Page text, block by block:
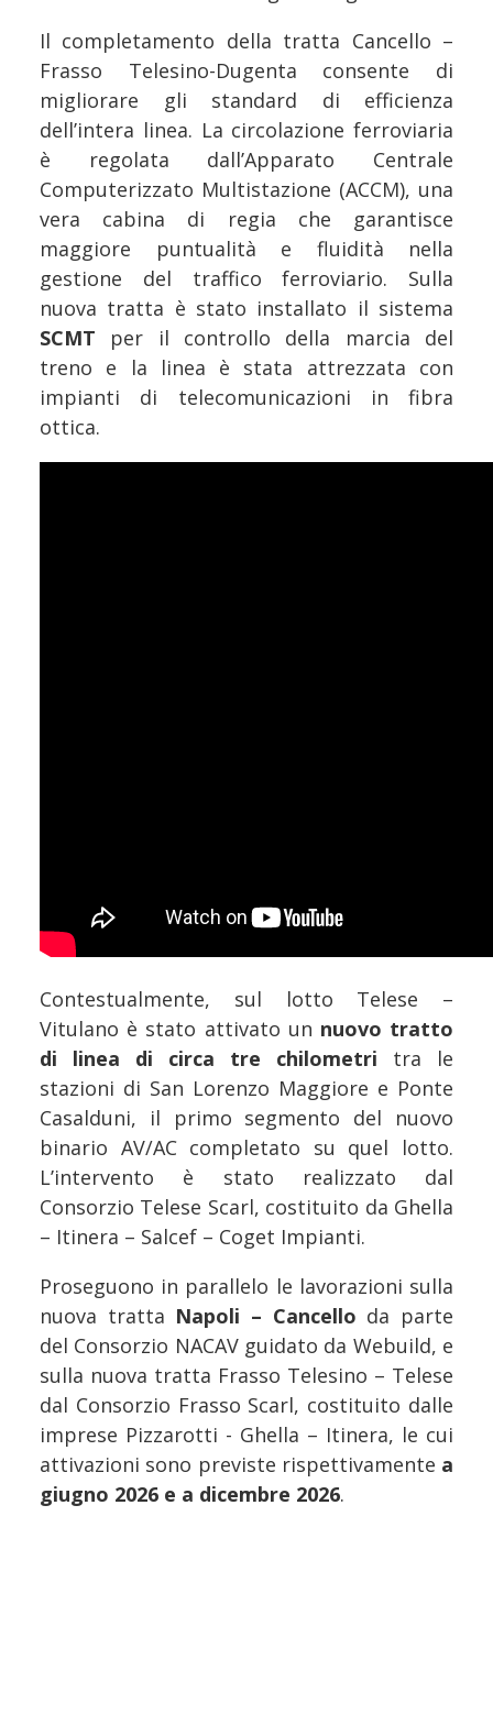
Il completamento della tratta Cancello –
Frasso Telesino-Dugenta consente di
migliorare gli standard di efficienza
dell’intera linea. La circolazione ferroviaria
è regolata dall’Apparato Centrale
Computerizzato Multistazione (ACCM), una
vera cabina di regia che garantisce
maggiore puntualità e fluidità nella
gestione del traffico ferroviario. Sulla
nuova tratta è stato installato il sistema
SCMT per il controllo della marcia del
treno e la linea è stata attrezzata con
impianti di telecomunicazioni in fibra
ottica.
Contestualmente, sul lotto Telese –
Vitulano è stato attivato un nuovo tratto
di linea di circa tre chilometri tra le
stazioni di San Lorenzo Maggiore e Ponte
Casalduni, il primo segmento del nuovo
binario AV/AC completato su quel lotto.
L’intervento è stato realizzato dal
Consorzio Telese Scarl, costituito da Ghella
– Itinera – Salcef – Coget Impianti.
Proseguono in parallelo le lavorazioni sulla
nuova tratta Napoli – Cancello da parte
del Consorzio NACAV guidato da Webuild, e
sulla nuova tratta Frasso Telesino – Telese
dal Consorzio Frasso Scarl, costituito dalle
imprese Pizzarotti - Ghella – Itinera, le cui
attivazioni sono previste rispettivamente a
giugno 2026 e a dicembre 2026.